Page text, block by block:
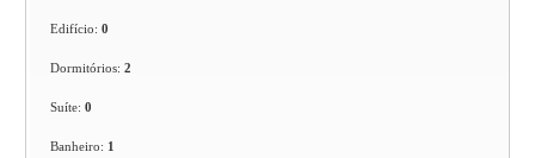
Edifício:0
Dormitórios:2
Suíte:0
Banheiro: 1